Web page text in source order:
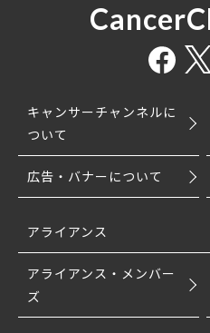
キャンサーチャンネルに
ついて
広告・バナーについて
アライアンス
アライアンス・メンバー
ズ